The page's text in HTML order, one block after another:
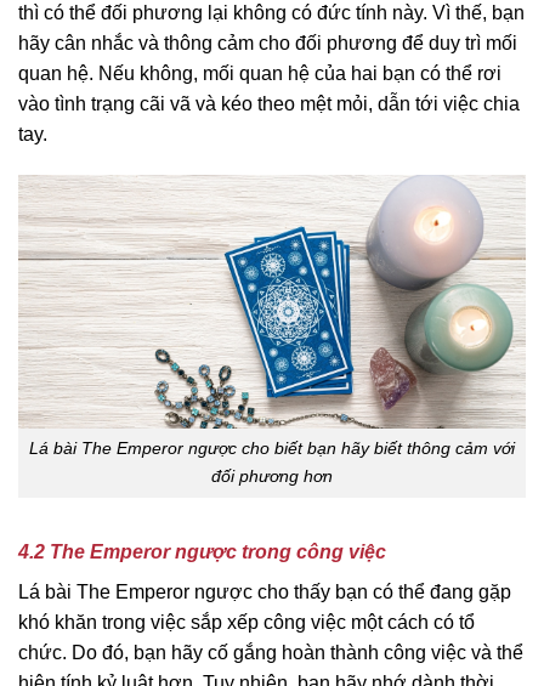
thì có thể đối phương lại không có đức tính này. Vì thế, bạn
hãy cân nhắc và thông cảm cho đối phương để duy trì mối
quan hệ. Nếu không, mối quan hệ của hai bạn có thể rơi
vào tình trạng cãi vã và kéo theo mệt mỏi, dẫn tới việc chia
tay.
Lá bài The Emperor ngược cho biết bạn hãy biết thông cảm với
đối phương hơn
4.2 The Emperor ngược trong công việc
Lá bài The Emperor ngược cho thấy bạn có thể đang gặp
khó khăn trong việc sắp xếp công việc một cách có tổ
chức. Do đó, bạn hãy cố gắng hoàn thành công việc và thể